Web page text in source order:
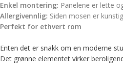
Enkel montering: Panelene er lette
Allergivennlig: Siden mosen er
Perfekt for ethvert rom
Enten det er snakk om en moderne
Det grønne elementet virker